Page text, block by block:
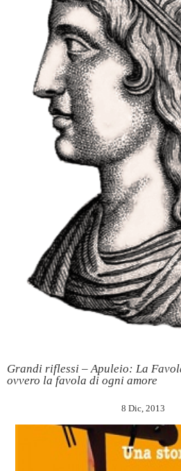
Grandi riflessi – Apuleio: La
ovvero la favola di ogni amore
8 Dic, 2013